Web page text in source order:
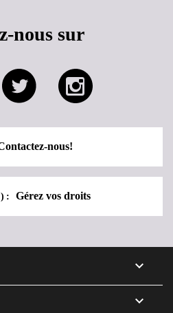
nous sur
nous!
Gérez vos droits

